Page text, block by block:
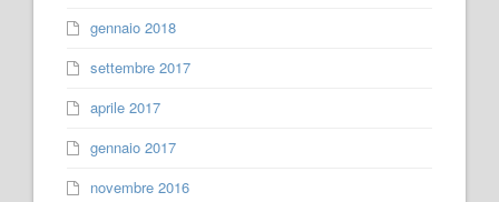
gennaio 2018
settembre 2017
aprile 2017
gennaio 2017
novembre 2016